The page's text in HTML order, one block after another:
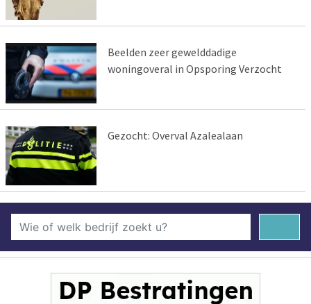
Beelden zeer gewelddadige
woningoveral in Opsporing Verzocht
Gezocht: Overval Azalealaan